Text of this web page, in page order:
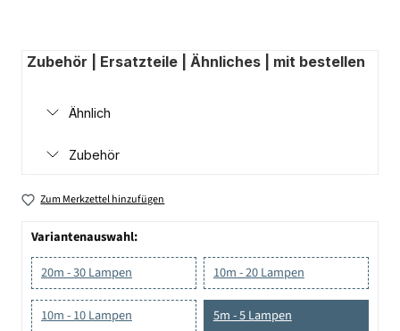
Zubehör | Ersatzteile | Ähnliches | mit bestellen
Ähnlich
Zubehör
Zum Merkzettel hinzufügen
Variantenauswahl:
20m - 30 Lampen
10m - 20 Lampen
10m - 10 Lampen 5m - 5 Lampen